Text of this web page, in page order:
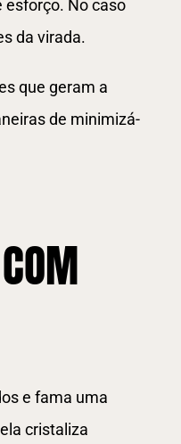
esforço. No caso
da virada.
que geram a
de minimizá-
e fama uma
cristaliza